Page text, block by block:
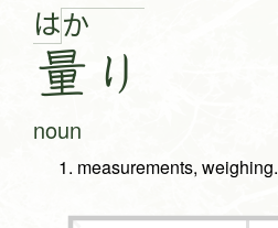
はか
量 り
noun
measurements, weighing.